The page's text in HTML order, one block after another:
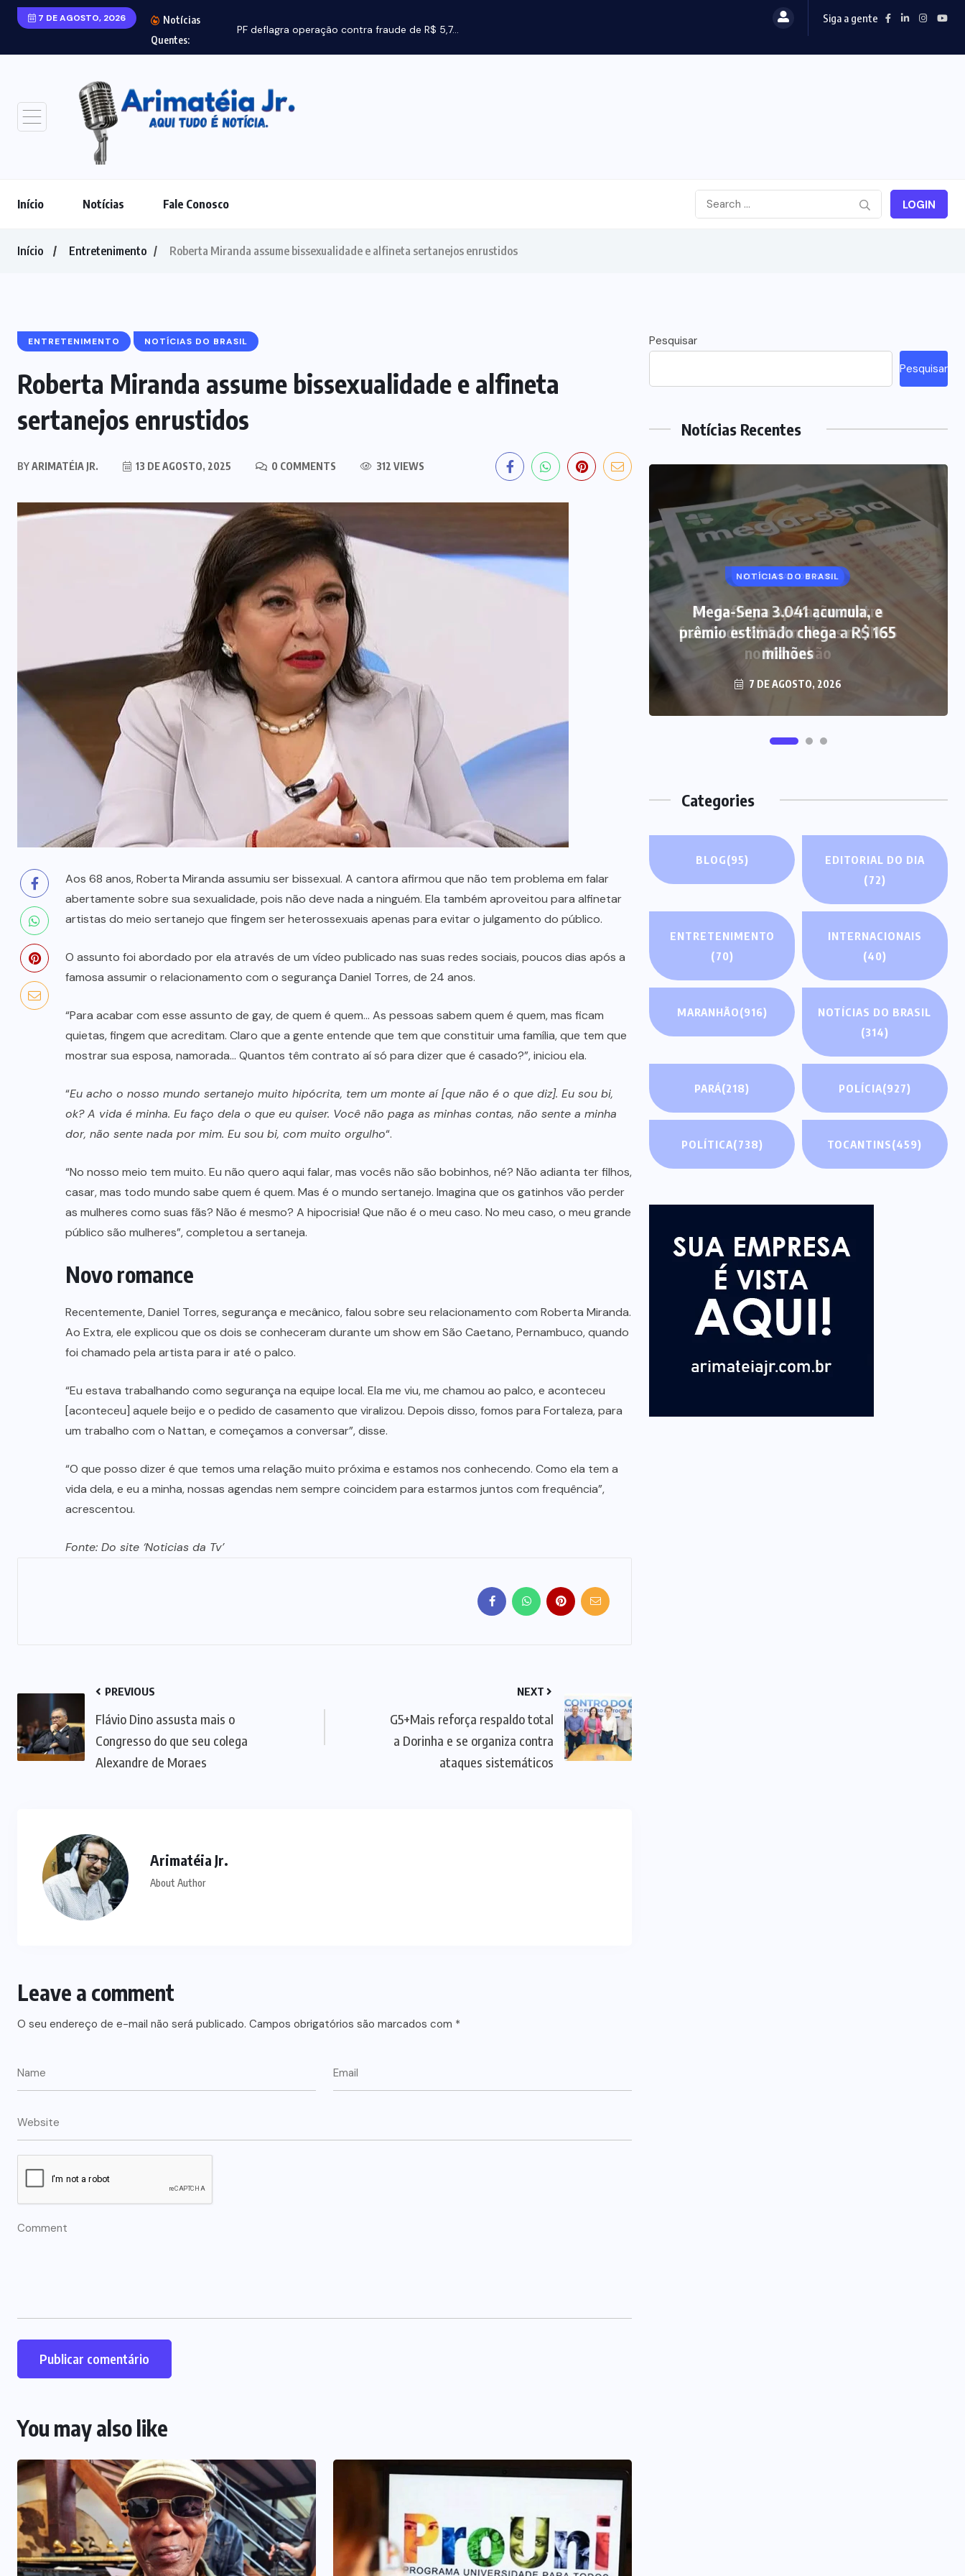
7 DE AGOSTO, 2026
Notícias
Quentes:
Siga a gente
Início Notícias Fale Conosco LOGIN
Início Entretenimento Roberta Miranda assume bissexualidade e alfineta sertanejos enrustidos
ENTRETENIMENTO NOTÍCIAS DO BRASIL
Roberta Miranda assume bissexualidade e alfineta
sertanejos enrustidos
BYARIMATÉIA JR. 13 DE AGOSTO, 2025 0 COMMENTS 312 VIEWS
Aos 68 anos, Roberta Miranda assumiu ser bissexual. A cantora afirmou que não tem problema em falar
abertamente sobre sua sexualidade, pois não deve nada a ninguém. Ela também aproveitou para alfinetar
artistas do meio sertanejo que fingem ser heterossexuais apenas para evitar o julgamento do público.
O assunto foi abordado por ela através de um vídeo publicado nas suas redes sociais, poucos dias após a
famosa assumir o relacionamento com o segurança Daniel Torres, de 24 anos.
“Para acabar com esse assunto de gay, de quem é quem… As pessoas sabem quem é quem, mas ficam
quietas, fingem que acreditam. Claro que a gente entende que tem que constituir uma família, que tem que
mostrar sua esposa, namorada… Quantos têm contrato aí só para dizer que é casado?”, iniciou ela.
“Eu acho o nosso mundo sertanejo muito hipócrita, tem um monte aí [que não é o que diz]. Eu sou bi,
ok? A vida é minha. Eu faço dela o que eu quiser. Você não paga as minhas contas, não sente a minha
dor, não sente nada por mim. Eu sou bi, com muito orgulho“.
“No nosso meio tem muito. Eu não quero aqui falar, mas vocês não são bobinhos, né? Não adianta ter filhos,
casar, mas todo mundo sabe quem é quem. Mas é o mundo sertanejo. Imagina que os gatinhos vão perder
as mulheres como suas fãs? Não é mesmo? A hipocrisia! Que não é o meu caso. No meu caso, o meu grande
público são mulheres”, completou a sertaneja.
Novo romance
Recentemente, Daniel Torres, segurança e mecânico, falou sobre seu relacionamento com Roberta Miranda.
Ao Extra, ele explicou que os dois se conheceram durante um show em São Caetano, Pernambuco, quando
foi chamado pela artista para ir até o palco.
“Eu estava trabalhando como segurança na equipe local. Ela me viu, me chamou ao palco, e aconteceu
[aconteceu] aquele beijo e o pedido de casamento que viralizou. Depois disso, fomos para Fortaleza, para
um trabalho com o Nattan, e começamos a conversar”, disse.
“O que posso dizer é que temos uma relação muito próxima e estamos nos conhecendo. Como ela tem a
vida dela, e eu a minha, nossas agendas nem sempre coincidem para estarmos juntos com frequência”,
acrescentou.
Fonte: Do site ‘Noticias da Tv’
PREVIOUS
Flávio Dino assusta mais o
Congresso do que seu colega
Alexandre de Moraes
NEXT
G5+Mais reforça respaldo total
a Dorinha e se organiza contra
ataques sistemáticos
Arimatéia Jr.
About Author
Leave a comment
O seu endereço de e-mail não será publicado. Campos obrigatórios são marcados com *
You may also like
Pesquisar
Pesquisar
Notícias Recentes
POLÍCIA
Mulher joga drogas no vaso
sanitário; polícia apreende 3 kg e
prende mãe e filho
7 DE AGOSTO, 2026
EDITORIAL DO DIA NOTÍCIAS DO BRASIL
Mega-Sena 3.041 acumula, e
prêmio estimado chega a R$ 165
milhões
7 DE AGOSTO, 2026
Categories
BLOG(95)
EDITORIAL DO DIA
(72)
ENTRETENIMENTO
(70)
INTERNACIONAIS
(40)
MARANHÃO(916)
NOTÍCIAS DO BRASIL
(314)
PARÁ(218) POLÍCIA(927)
POLÍTICA(738) TOCANTINS(459)